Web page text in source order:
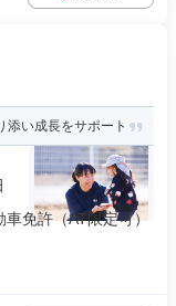
添い成長をサポート
免許（AT限定可）